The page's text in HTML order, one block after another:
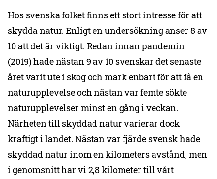
Hos svenska folket finns ett stort intresse för att
skydda natur. Enligt en undersökning anser 8 av
10 att det är viktigt. Redan innan pandemin
(2019) hade nästan 9 av 10 svenskar det senaste
året varit ute i skog och mark enbart för att få en
naturupplevelse och nästan var femte sökte
naturupplevelser minst en gång i veckan.
Närheten till skyddad natur varierar dock
kraftigt i landet. Nästan var fjärde svensk hade
skyddad natur inom en kilometers avstånd, men
i genomsnitt har vi 2,8 kilometer till vårt